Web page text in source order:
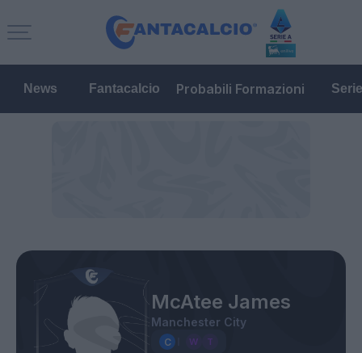
News Fantacalcio Probabili Formazioni
McAtee James
Manchester City